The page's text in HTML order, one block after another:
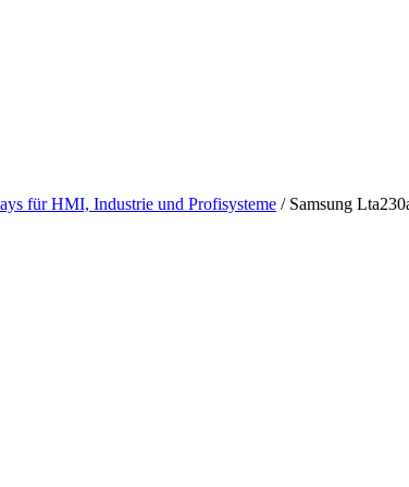
für HMI, Industrie und Profisysteme / Samsung